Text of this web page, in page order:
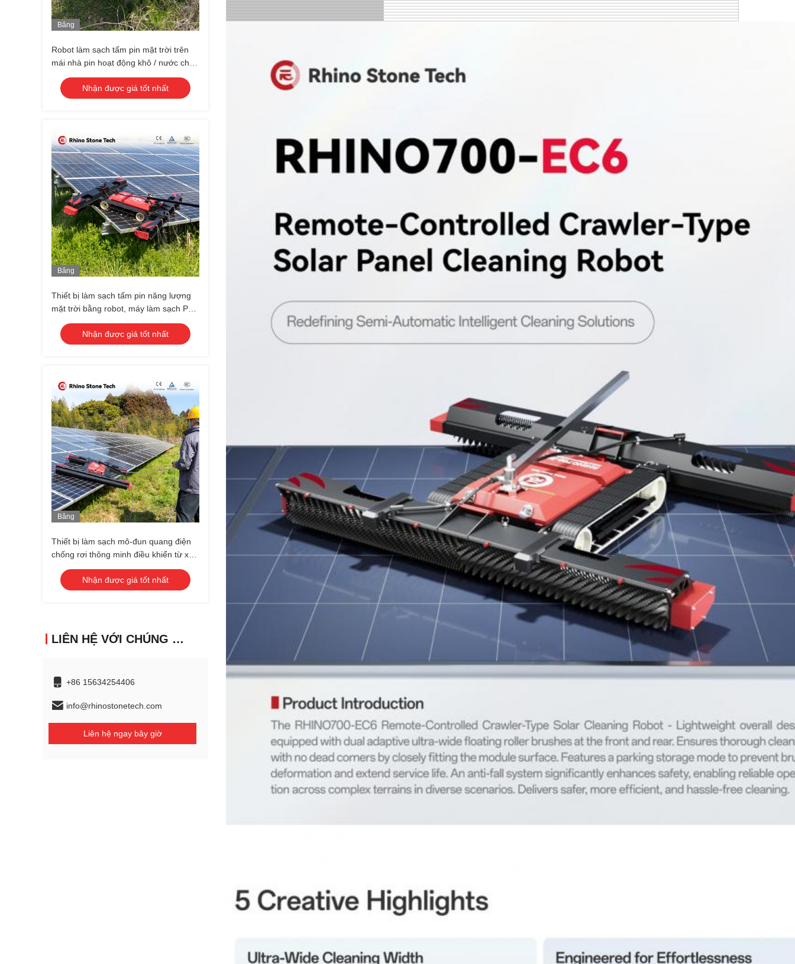
Băng
Robot làm sạch tấm pin mặt trời trên
mái nhà pin hoạt động khô / nước chế
độ Photovoltaic robot làm sạch mặt trời
Nhận được giá tốt nhất
Băng
Thiết bị làm sạch tấm pin năng lượng
mặt trời bằng robot, máy làm sạch PV
thông minh tự động cho mục đích
thương mại và dân dụng
Nhận được giá tốt nhất
Băng
Thiết bị làm sạch mô-đun quang điện
chống rơi thông minh điều khiển từ xa
robot làm sạch tấm pin mặt trời
Nhận được giá tốt nhất
LIÊN HỆ VỚI CHÚNG TÔI
+86 15634254406
info@rhinostonetech.com
Liên hệ ngay bây giờ